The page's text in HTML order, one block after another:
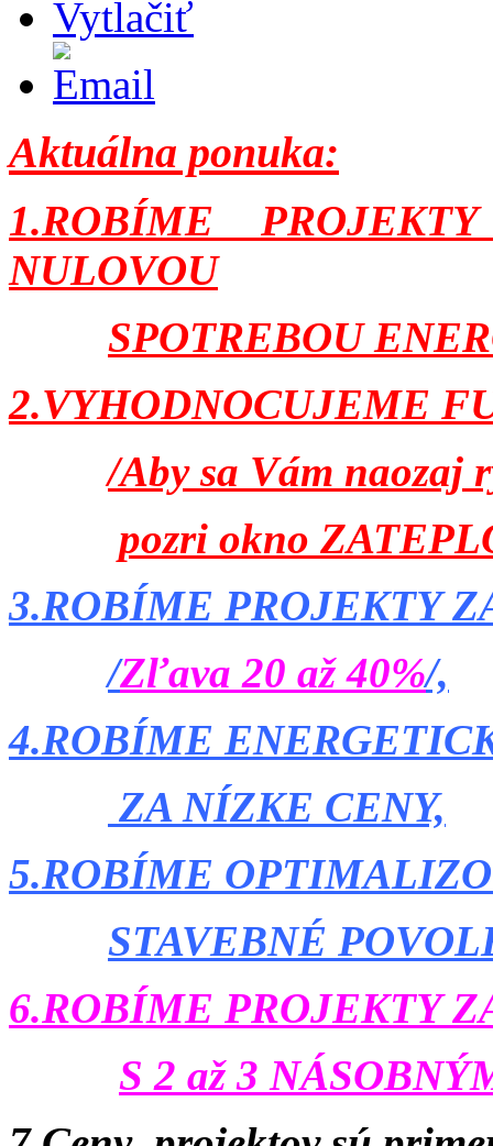
Aktuálna ponuka:
1.ROBÍME
NULOVOU
SPOTREBOU
2.VYHODNOCUJEME
/Aby sa Vám naozaj
pozri okno
3.ROBÍME PROJEKTY
/Zľava 20 až 40%/,
4.ROBÍME
ZA NÍZKE CENY,
5.ROBÍME
STAVEBNÉ
6.ROBÍME PROJEKTY
S 2 až 3